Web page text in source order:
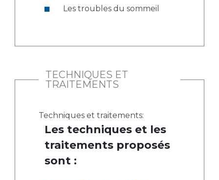
Les troubles du sommeil
TECHNIQUES ET
TRAITEMENTS
Techniques et traitements:
Les techniques et les
traitements proposés
sont :